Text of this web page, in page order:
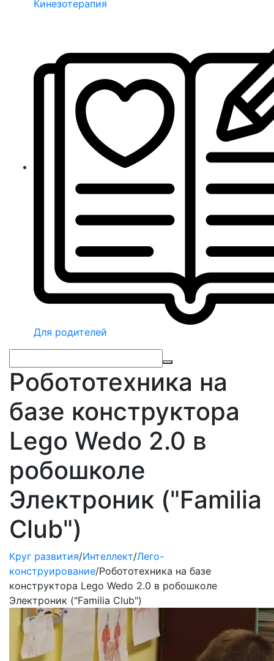
Кинезотерапия
Для родителей
Робототехника на
базе конструктора
Lego Wedo 2.0 в
робошколе
Электроник ("Familia
Club")
Круг развития/Интеллект/Лего-
конструирование/Робототехника на базе
конструктора Lego Wedo 2.0 в робошколе
Электроник ("Familia Club")